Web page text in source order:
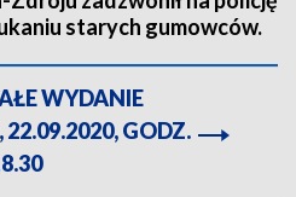
starych gumowców.
WYDANIE
GODZ.